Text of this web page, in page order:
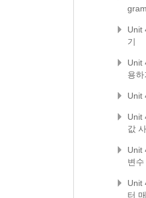
Unit
기
Unit
용하
Unit
Unit
값
Unit
변수
Unit
터